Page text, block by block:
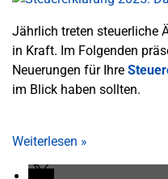
Jährlich treten steuerliche
in Kraft. Im Folgenden
Neuerungen für Ihre
im Blick haben sollten.
Weiterlesen »